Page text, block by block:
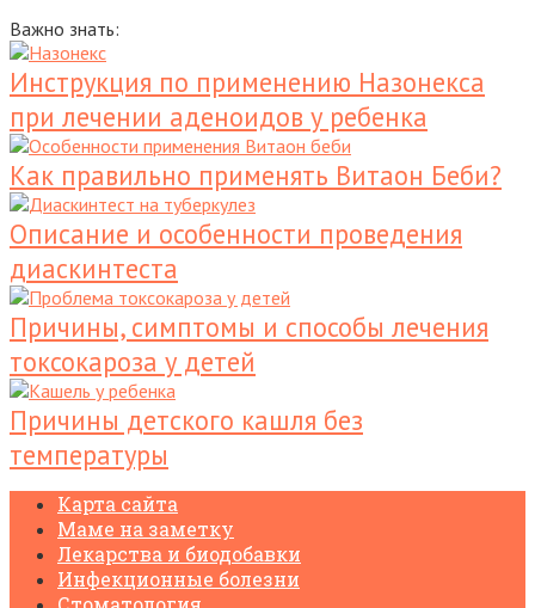
Важно знать:
Инструкция по применению Назонекса
при лечении аденоидов у ребенка
Как правильно применять Витаон Беби?
Описание и особенности проведения
диаскинтеста
Причины, симптомы и способы лечения
токсокароза у детей
Причины детского кашля без
температуры
Карта сайта
Маме на заметку
Лекарства и биодобавки
Инфекционные болезни